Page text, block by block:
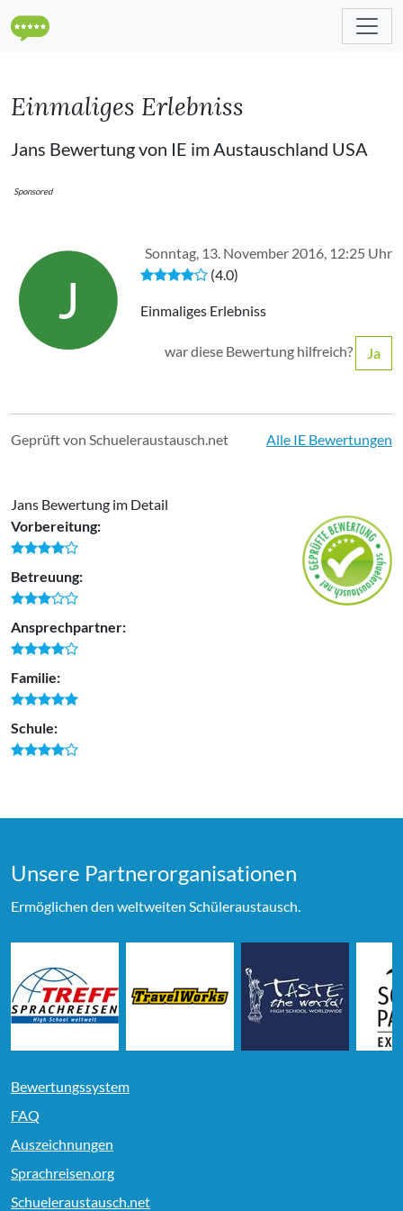
Einmaliges Erlebniss
Jans Bewertung von IE im Austauschland USA
Sponsored
J
Sonntag, 13. November 2016, 12:25 Uhr
(4.0)
Einmaliges Erlebniss
war diese Bewertung hilfreich? Ja
Geprüft von Schueleraustausch.net Alle IE Bewertungen
Jans Bewertung im Detail
Vorbereitung:
Betreuung:
Ansprechpartner:
Familie:
Schule:
Unsere Partner­organi­sationen
Ermöglichen den weltweiten Schüleraustausch.
Bewertungssystem
FAQ
Auszeichnungen
Sprachreisen.org
Schueleraustausch.net